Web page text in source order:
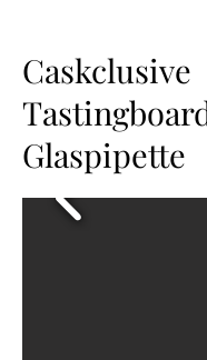
Caskclusive
Glaspipette